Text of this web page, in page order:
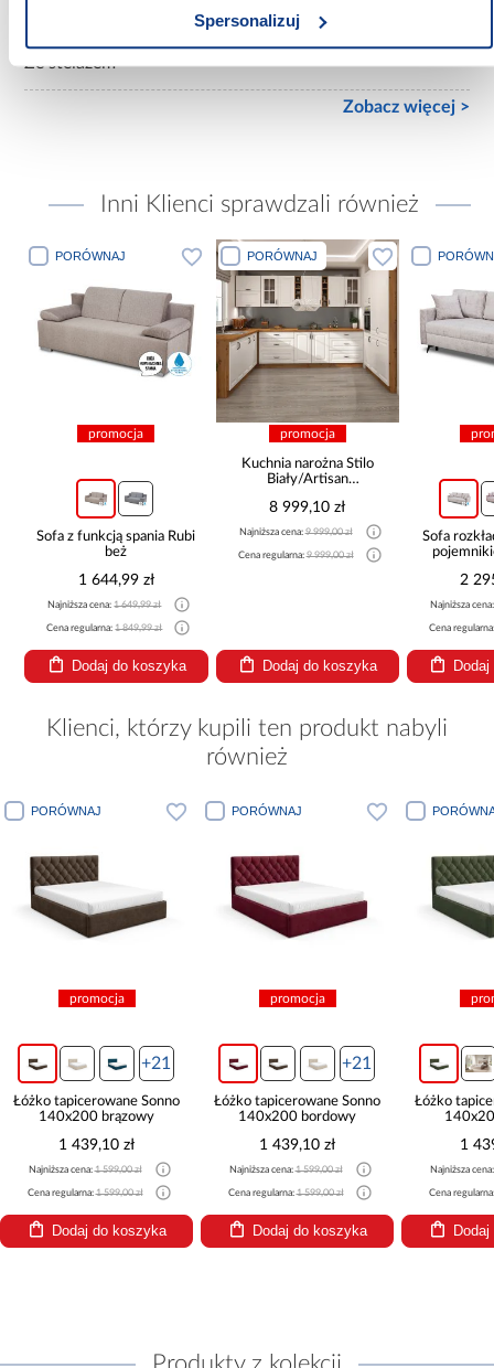
Spersonalizuj
Ze stelażem
Zobacz więcej >
Inni Klienci sprawdzali również
PORÓWNAJ
promocja
Sofa z funkcją spania Rubi
beż
1 644,99 zł
Najniższa cena:1 649,99 zł
Cena regularna:1 849,99 zł
Dodaj do koszyka
PORÓWNAJ
promocja
Kuchnia narożna Stilo
Biały/Artisan
8 999,10 zł
Najniższa cena:9 999,00 zł
Cena regularna:9 999,00 zł
Dodaj do koszyka
Sofa
2
Najniższa
Cena
Klienci, którzy kupili ten produkt nabyli
również
PORÓWNAJ
promocja
+21
Łóżko tapicerowane Sonno
140x200 brązowy
1 439,10 zł
Najniższa cena:1 599,00 zł
Cena regularna:1 599,00 zł
Dodaj do koszyka
PORÓWNAJ
promocja
+21
Łóżko tapicerowane Sonno
140x200 bordowy
1 439,10 zł
Najniższa cena:1 599,00 zł
Cena regularna:1 599,00 zł
Dodaj do koszyka
Łóżko
1
Najniższa
Cena